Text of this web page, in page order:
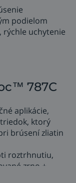
podielom
rýchle uchytenie
787C
aplikácie,
ktorý
brúsení zliatin
roztrhnutiu,
zrno +
podklad,